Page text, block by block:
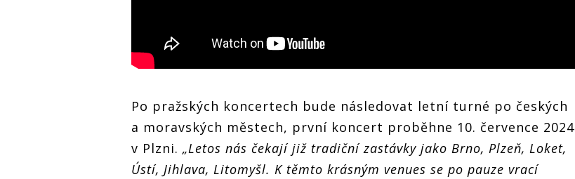
Po pražských koncertech bude následovat letní turné po českých
a moravských městech, první koncert proběhne 10. července 2024
v Plzni. „Letos nás čekají již tradiční zastávky jako Brno, Plzeň, Loket,
Ústí, Jihlava, Litomyšl. K těmto krásným venues se po pauze vrací